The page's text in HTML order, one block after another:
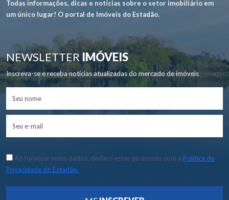
Todas informações, dicas e notícias sobre o setor imobiliário em
um único lugar! O portal de Imóveis do Estadão.
NEWSLETTERIMÓVEIS
Inscreva-se e receba notícias atualizadas do mercado de imóveis
Ao fornecer meus dados, declaro estar de acordo com a Política de
Privacidade do Estadão.